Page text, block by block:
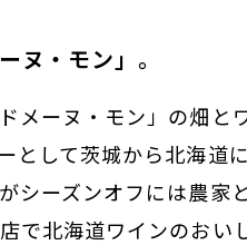
ヌ・モン」。
メーヌ・モン」の畑と
として茨城から北海道
シーズンオフには農家
で北海道ワインのおい